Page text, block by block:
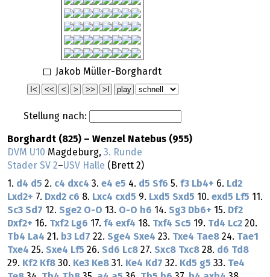
Jakob Müller-Borghardt
Stellung nach:
Borghardt (825) – Wenzel Natebus (955)
DVM U10 Magdeburg, 3. Runde
Stader SV 2–USV Halle (Brett 2)
1. d4 d5 2. c4 dxc4 3. e4 e5 4. d5 Sf6 5. f3 Lb4+ 6. Ld2
Lxd2+ 7. Dxd2 c6 8. Lxc4 cxd5 9. Lxd5 Sxd5 10. exd5 Lf5 11.
Sc3 Sd7 12. Sge2 O-O 13. O-O h6 14. Sg3 Db6+ 15. Df2
Dxf2+ 16. Txf2 Lg6 17. f4 exf4 18. Txf4 Sc5 19. Td4 Lc2 20.
Tb4 La4 21. b3 Ld7 22. Sge4 Sxe4 23. Txe4 Tae8 24. Tae1
Txe4 25. Sxe4 Lf5 26. Sd6 Lc8 27. Sxc8 Txc8 28. d6 Td8
29. Kf2 Kf8 30. Ke3 Ke8 31. Ke4 Kd7 32. Kd5 g5 33. Te4